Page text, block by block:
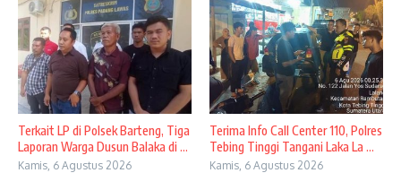
Terkait LP di Polsek Barteng, Tiga
Laporan Warga Dusun Balaka di ...
Kamis, 6 Agustus 2026
Terima Info Call Center 110, Polres
Tebing Tinggi Tangani Laka La ...
Kamis, 6 Agustus 2026